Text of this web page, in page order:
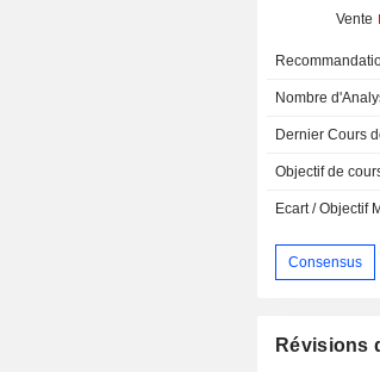
Vente
Nombre
Dernier Cours
Objectif de
Ecart / Objectif
Consensus
Révisions